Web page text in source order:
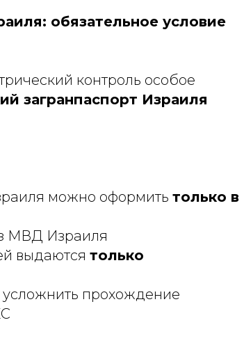
обязательное условие
контроль особое
загранпаспорт Израиля
можно оформить только в
МВД Израиля
выдаются только
прохождение